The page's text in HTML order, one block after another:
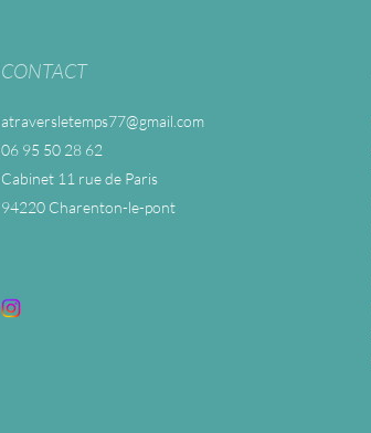
CONTACT
atraversletemps77@gmail.com
06 95 50 28 62
Cabinet 11 rue de Paris
94220 Charenton-le-pont